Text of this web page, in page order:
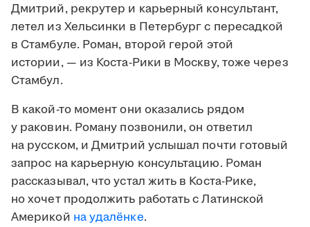
Дмитрий, рекрутер и карьерный консультант,
летел из Хельсинки в Петербург с пересадкой
в Стамбуле. Роман, второй герой этой
истории, — из Коста-Рики в Москву, тоже через
Стамбул.
В какой-то момент они оказались рядом
у раковин. Роману позвонили, он ответил
на русском, и Дмитрий услышал почти готовый
запрос на карьерную консультацию. Роман
рассказывал, что устал жить в Коста-Рике,
но хочет продолжить работать с Латинской
Америкой на удалёнке.